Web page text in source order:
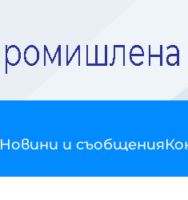
Новини и съобщения